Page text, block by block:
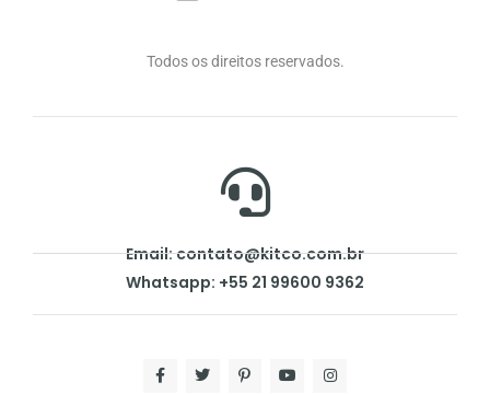
Todos os direitos reservados.
Email: contato@kitco.com.br
Whatsapp: +55 21 99600 9362